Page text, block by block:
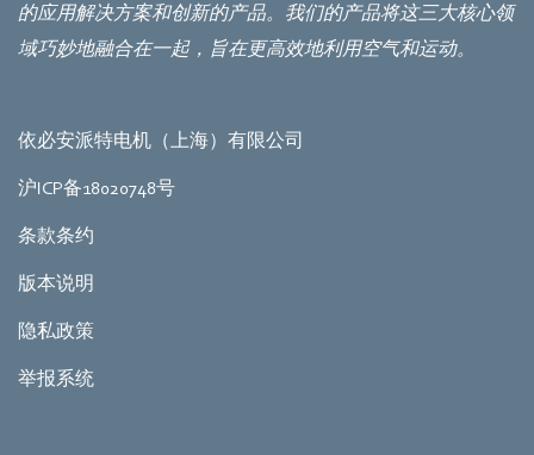
的应用解决方案和创新的产品。我们的产品将这三大核心领
域巧妙地融合在一起，旨在更高效地利用空气和运动。
依必安派特电机（上海）有限公司
沪ICP备18020748号
条款条约
版本说明
隐私政策
举报系统